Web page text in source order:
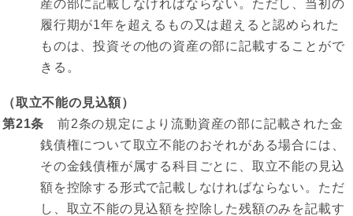
産の部に記載しなければならない。ただし、当初の
履行期が1年を超えるもの又は超えると認められた
ものは、投資その他の資産の部に記載することがで
きる。
（取立不能の見込額）
第21条 前2条の規定により流動資産の部に記載された金
銭債権について取立不能のおそれがある場合には、
その金銭債権が属する科目ごとに、取立不能の見込
額を控除する形式で記載しなければならない。ただ
し、取立不能の見込額を控除した残額のみを記載す